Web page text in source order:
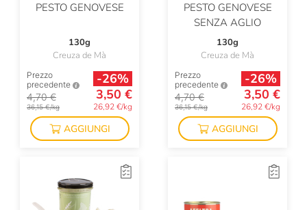
PESTO GENOVESE
130g
Creuza de Mà
Prezzo
precedente
4,70 €
36,15 €/kg
-26%
3,50 €
26,92 €/kg
AGGIUNGI
PESTO GENOVESE
SENZA AGLIO
130g
Creuza de Mà
Prezzo
precedente
4,70 €
36,15 €/kg
-26%
3,50 €
26,92 €/kg
AGGIUNGI